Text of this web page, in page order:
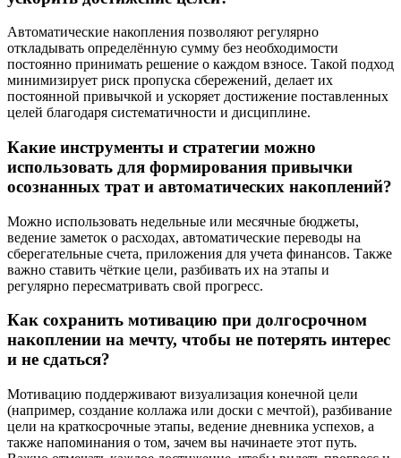
Автоматические накопления позволяют регулярно
откладывать определённую сумму без необходимости
постоянно принимать решение о каждом взносе. Такой подход
минимизирует риск пропуска сбережений, делает их
постоянной привычкой и ускоряет достижение поставленных
целей благодаря систематичности и дисциплине.
Какие инструменты и стратегии можно
использовать для формирования привычки
осознанных трат и автоматических накоплений?
Можно использовать недельные или месячные бюджеты,
ведение заметок о расходах, автоматические переводы на
сберегательные счета, приложения для учета финансов. Также
важно ставить чёткие цели, разбивать их на этапы и
регулярно пересматривать свой прогресс.
Как сохранить мотивацию при долгосрочном
накоплении на мечту, чтобы не потерять интерес
и не сдаться?
Мотивацию поддерживают визуализация конечной цели
(например, создание коллажа или доски с мечтой), разбивание
цели на краткосрочные этапы, ведение дневника успехов, а
также напоминания о том, зачем вы начинаете этот путь.